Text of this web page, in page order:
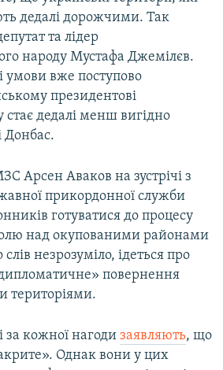
дедалі дорожчими. Так
та лідер
народу Мустафа Джемілєв.
умови вже поступово
президентові
дедалі менш вигідно
Донбас.
Арсен Аваков на зустрічі з
прикордонної служби
готуватися до процесу
над окупованими районами
незрозуміло, ідеться про
повернення
територіями.
за кожної нагоди заявляють, що
Однак вони у цих